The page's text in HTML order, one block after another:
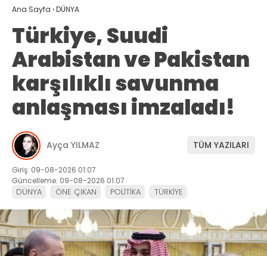
Ana Sayfa ›DÜNYA
Türkiye, Suudi
Arabistan ve Pakistan
karşılıklı savunma
anlaşması imzaladı!
Ayça YILMAZ TÜM YAZILARI
Giriş: 09-08-2026 01:07
Güncelleme: 09-08-2026 01:07
DÜNYA ÖNE ÇIKAN POLİTİKA TÜRKİYE